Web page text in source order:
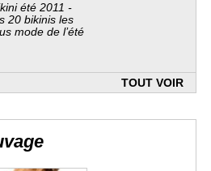
été 2011 -
20 bikinis les
mode de l’été
TOUT VOIR